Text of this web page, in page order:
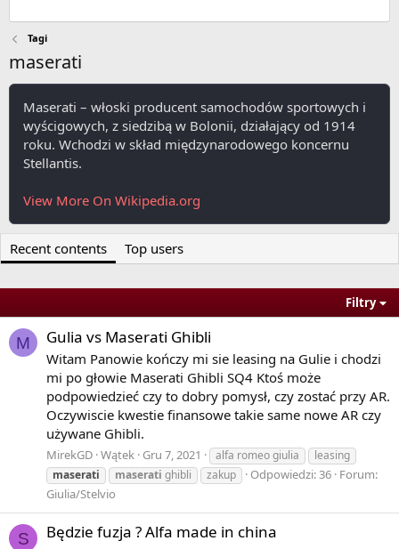
Tagi
maserati
Maserati – włoski producent samochodów sportowych i
wyścigowych, z siedzibą w Bolonii, działający od 1914
roku. Wchodzi w skład międzynarodowego koncernu
Stellantis.
View More On Wikipedia.org
Recent contents Top users
Filtry
M Gulia vs Maserati Ghibli
Witam Panowie kończy mi sie leasing na Gulie i chodzi
mi po głowie Maserati Ghibli SQ4 Ktoś może
podpowiedzieć czy to dobry pomysł, czy zostać przy AR.
Oczywiscie kwestie finansowe takie same nowe AR czy
używane Ghibli.
MirekGD Wątek Gru 7, 2021 alfa romeo giulia
leasing
maserati
maserati ghibli zakup Odpowiedzi: 36 Forum:
Giulia/Stelvio
S Będzie fuzja ? Alfa made in china